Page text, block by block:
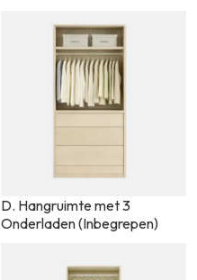
D. Hangruimte met 3
Onderladen (Inbegrepen)